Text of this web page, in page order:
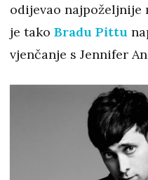
odijevao najpoželjnije
je tako Bradu Pittu
vjenčanje s Jennifer